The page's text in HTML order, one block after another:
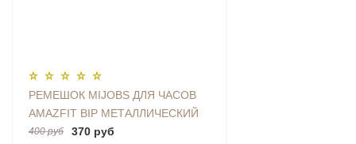
РЕМЕШОК MIJOBS ДЛЯ ЧАСОВ
AMAZFIT BIP МЕТАЛЛИЧЕСКИЙ
SILVER
400 руб 370 руб